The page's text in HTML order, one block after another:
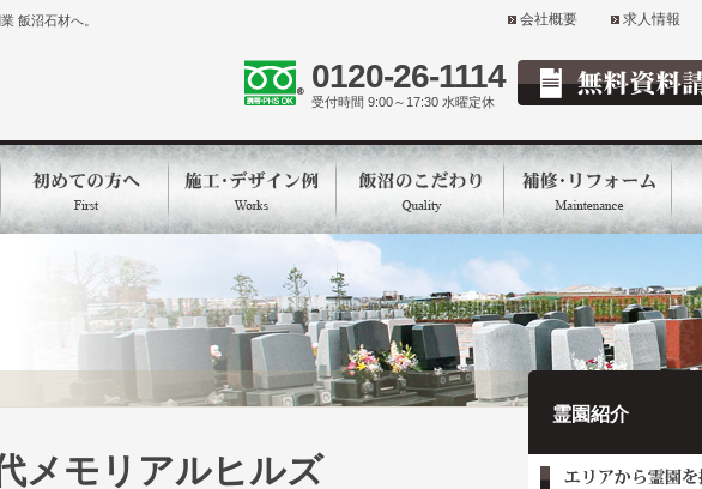
飯沼石材へ。 会社概要 求人情報
0120-26-1114
受付時間 9:00～17:30 水曜定休
メモリアルヒルズ
霊園紹介